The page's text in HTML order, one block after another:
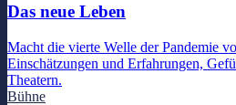
Das neue Leben
Macht die vierte Welle der Pandemie
Einschätzungen und Erfahrungen,
Theatern.
Bühne